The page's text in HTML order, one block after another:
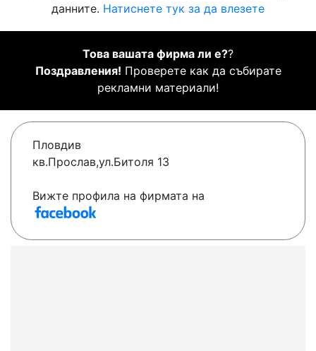
данните. Натиснете тук за да влезете
Това вашата фирма ли е??
Поздравления! Проверете как да събирате
рекламни материали!
Пловдив
кв.Прослав,ул.Битоля 13
Вижте профила на фирмата на